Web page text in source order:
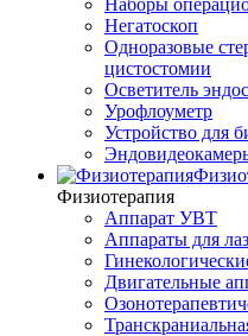
Наборы
Негатоскоп
Одноразовые
цистостомии
Осветитель
Урофлоуметр
Устройство для
Физиотерапия
Аппарат УВТ
Аппараты для
Двигательные